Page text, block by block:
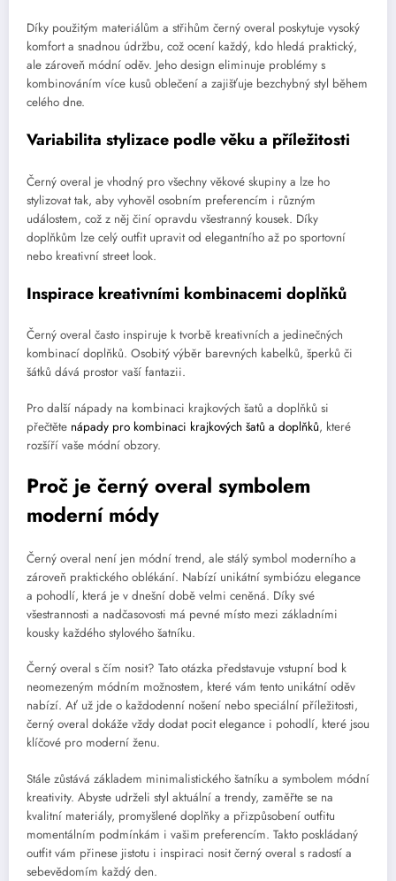
Díky použitým materiálům a střihům černý overal poskytuje vysoký
komfort a snadnou údržbu, což ocení každý, kdo hledá praktický,
ale zároveň módní oděv. Jeho design eliminuje problémy s
kombinováním více kusů oblečení a zajišťuje bezchybný styl během
celého dne.
Variabilita stylizace podle věku a příležitosti
Černý overal je vhodný pro všechny věkové skupiny a lze ho
stylizovat tak, aby vyhověl osobním preferencím i různým
událostem, což z něj činí opravdu všestranný kousek. Díky
doplňkům lze celý outfit upravit od elegantního až po sportovní
nebo kreativní street look.
Inspirace kreativními kombinacemi doplňků
Černý overal často inspiruje k tvorbě kreativních a jedinečných
kombinací doplňků. Osobitý výběr barevných kabelků, šperků či
šátků dává prostor vaší fantazii.
Pro další nápady na kombinaci krajkových šatů a doplňků si
přečtěte nápady pro kombinaci krajkových šatů a doplňků, které
rozšíří vaše módní obzory.
Proč je černý overal symbolem
moderní módy
Černý overal není jen módní trend, ale stálý symbol moderního a
zároveň praktického oblékání. Nabízí unikátní symbiózu elegance
a pohodlí, která je v dnešní době velmi ceněná. Díky své
všestrannosti a nadčasovosti má pevné místo mezi základními
kousky každého stylového šatníku.
Černý overal s čím nosit? Tato otázka představuje vstupní bod k
neomezeným módním možnostem, které vám tento unikátní oděv
nabízí. Ať už jde o každodenní nošení nebo speciální příležitosti,
černý overal dokáže vždy dodat pocit elegance i pohodlí, které jsou
klíčové pro moderní ženu.
Stále zůstává základem minimalistického šatníku a symbolem módní
kreativity. Abyste udrželi styl aktuální a trendy, zaměřte se na
kvalitní materiály, promyšlené doplňky a přizpůsobení outfitu
momentálním podmínkám i vašim preferencím. Takto poskládaný
outfit vám přinese jistotu i inspiraci nosit černý overal s radostí a
sebevědomím každý den.